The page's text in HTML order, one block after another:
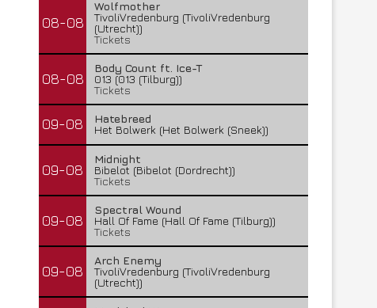
08-08
Wolfmother
TivoliVredenburg (TivoliVredenburg
(Utrecht))
Tickets
08-08
Body Count ft. Ice-T
013 (013 (Tilburg))
Tickets
09-08
Hatebreed
Het Bolwerk (Het Bolwerk (Sneek))
09-08
Midnight
Bibelot (Bibelot (Dordrecht))
Tickets
09-08
Spectral Wound
Hall Of Fame (Hall Of Fame (Tilburg))
Tickets
09-08
Arch Enemy
TivoliVredenburg (TivoliVredenburg
(Utrecht))